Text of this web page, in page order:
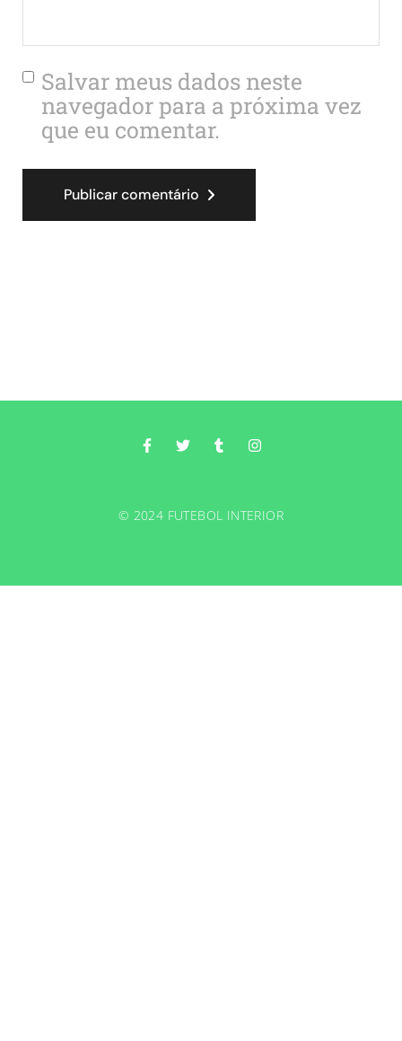
Salvar meus dados neste
navegador para a próxima vez
que eu comentar.
Publicar comentário
© 2024 FUTEBOL INTERIOR